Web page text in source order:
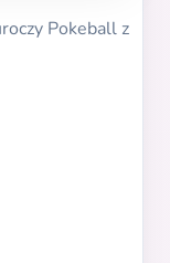
Pokeball z